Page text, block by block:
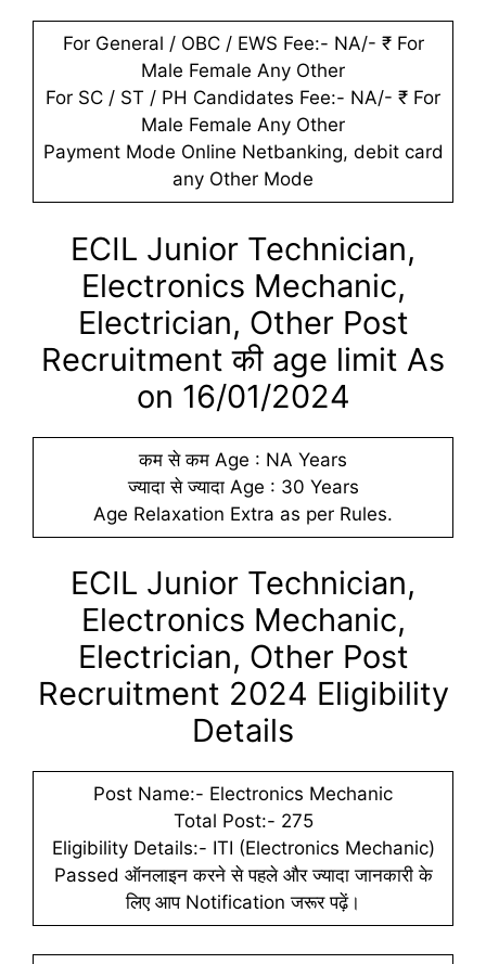
For General / OBC / EWS Fee:- NA/- ₹ For
Male Female Any Other
For SC / ST / PH Candidates Fee:- NA/- ₹ For
Male Female Any Other
Payment Mode Online Netbanking, debit card
any Other Mode
ECIL Junior Technician,
Electronics Mechanic,
Electrician, Other Post
Recruitment की age limit As
on 16/01/2024
कम से कम Age : NA Years
ज्यादा से ज्यादा Age : 30 Years
Age Relaxation Extra as per Rules.
ECIL Junior Technician,
Electronics Mechanic,
Electrician, Other Post
Recruitment 2024 Eligibility
Details
Post Name:- Electronics Mechanic
Total Post:- 275
Eligibility Details:- ITI (Electronics Mechanic)
Passed ऑनलाइन करने से पहले और ज्यादा जानकारी के
लिए आप Notification जरूर पढ़ें।